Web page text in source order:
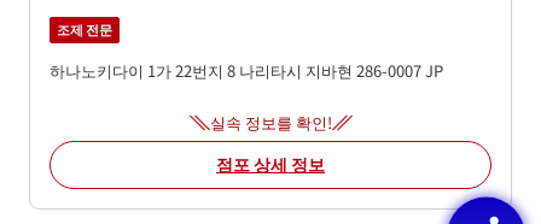
조제 전문
하나노키다이 1가 22번지 8 나리타시 지바현 286-0007JP
실속 정보를 확인!
점포 상세 정보